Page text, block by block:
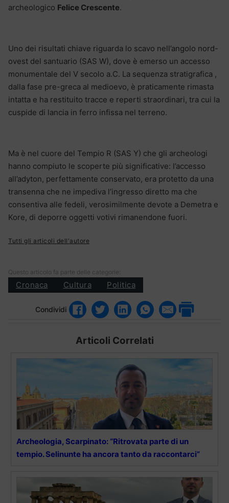
archeologico Felice Crescente.
Uno dei risultati chiave riguarda lo scavo nell’angolo nord-
ovest del santuario (SAS W), dove è emerso un accesso
monumentale del V secolo a.C. La sequenza stratigrafica ,
dalla fase pre-greca al medioevo, è praticamente rimasta
intatta e ha restituito tracce e reperti straordinari, tra cui la
cuspide di lancia in ferro infissa nel terreno.
Ma è nel cuore del Tempio R (SAS Y) che gli archeologi
hanno compiuto le scoperte più significative: l’accesso
all’adyton, perfettamente conservato, era protetto da una
transenna che ne impediva l’ingresso diretto ma che
consentiva alle fedeli, verosimilmente devote a Demetra e
Kore, di deporre oggetti votivi rimanendone fuori.
Tutti gli articoli dell'autore
Questo articolo fa parte delle categorie:
Cronaca Cultura Politica
Condividi
Articoli Correlati
Archeologia, Scarpinato: “Ritrovata parte di un
tempio. Selinunte ha ancora tanto da raccontarci”